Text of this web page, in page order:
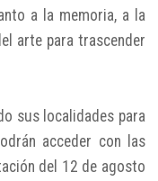
a la memoria, a la
arte para trascender
sus localidades para
acceder con las
del 12 de agosto